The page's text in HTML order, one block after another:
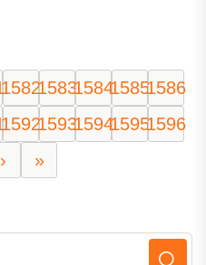
15821583158415851586
15921593159415951596
› »